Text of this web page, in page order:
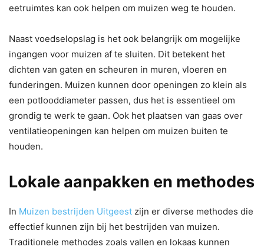
eetruimtes kan ook helpen om muizen weg te houden.
Naast voedselopslag is het ook belangrijk om mogelijke
ingangen voor muizen af te sluiten. Dit betekent het
dichten van gaten en scheuren in muren, vloeren en
funderingen. Muizen kunnen door openingen zo klein als
een potlooddiameter passen, dus het is essentieel om
grondig te werk te gaan. Ook het plaatsen van gaas over
ventilatieopeningen kan helpen om muizen buiten te
houden.
Lokale aanpakken en methodes
In Muizen bestrijden Uitgeest zijn er diverse methodes die
effectief kunnen zijn bij het bestrijden van muizen.
Traditionele methodes zoals vallen en lokaas kunnen